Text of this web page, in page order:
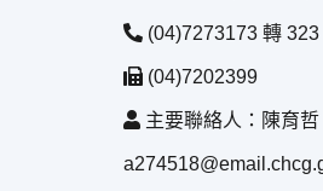
(04)7273173 轉
(04)7202399
主要聯絡人：陳育哲